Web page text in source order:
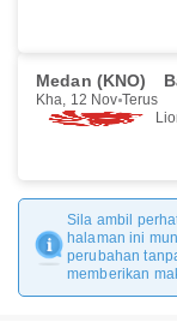
Medan (KNO)
Kha, 12 Nov Terus
Sila ambil
halaman ini
perubahan
memberikan